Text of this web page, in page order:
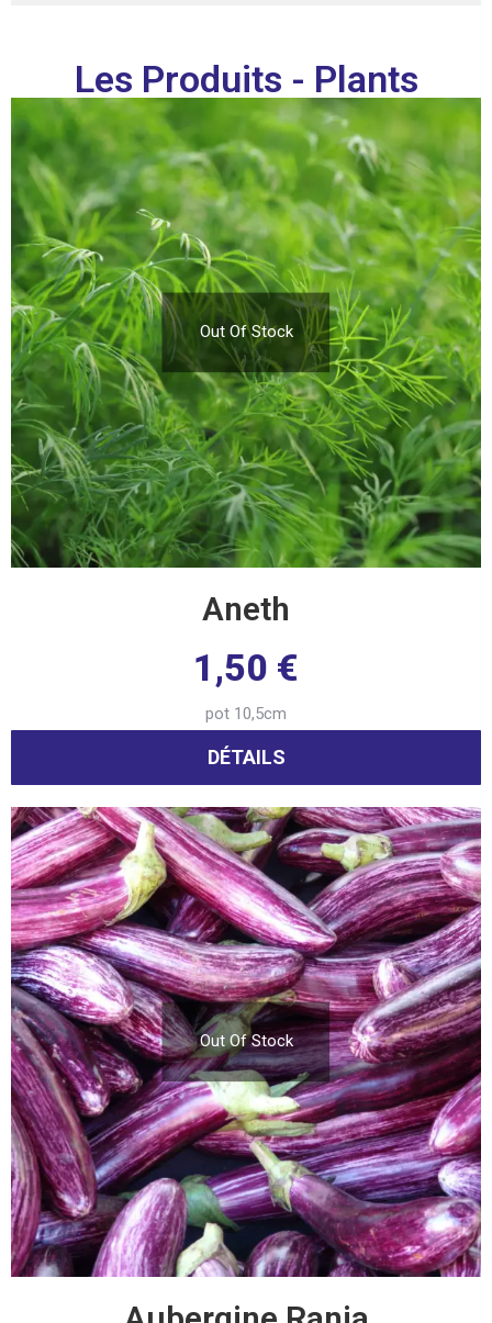
Les Produits - Plants
Out Of Stock
Aneth
1,50 €
pot 10,5cm
DÉTAILS
Out Of Stock